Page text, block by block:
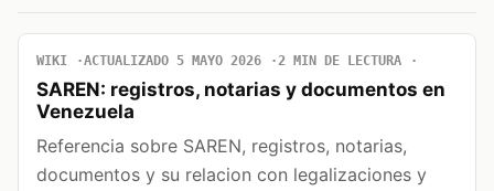
WIKI ACTUALIZADO 5 MAYO 2026 2 MIN DE LECTURA
SAREN: registros, notarias y documentos en
Venezuela
Referencia sobre SAREN, registros, notarias,
documentos y su relacion con legalizaciones y